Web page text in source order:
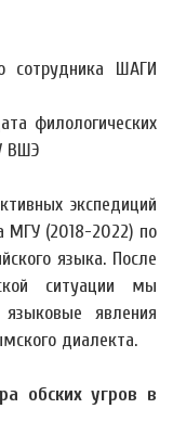
сотрудника ШАГИ
филологических
ВШЭ
экспедиций
МГУ (2018-2022) по
языка. После
ситуации мы
явления
диалекта.
обских угров в